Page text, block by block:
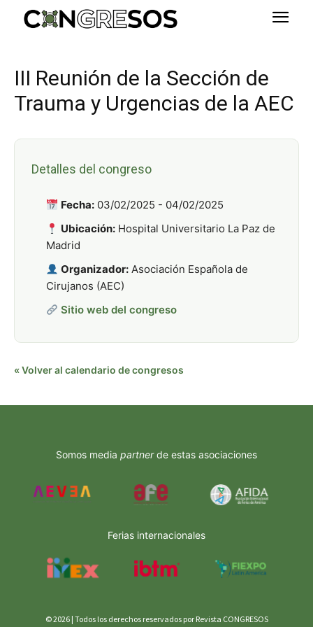
III Reunión de la Sección de
Trauma y Urgencias de la AEC
Detalles del congreso
Fecha: 03/02/2025 - 04/02/2025
Ubicación: Hospital Universitario La Paz de
Madrid
Organizador: Asociación Española de
Cirujanos (AEC)
Sitio web del congreso
« Volver al calendario de congresos
Somos media partnerde estas asociaciones
Ferias internacionales
© 2026 | Todos los derechos reservados por Revista CONGRESOS